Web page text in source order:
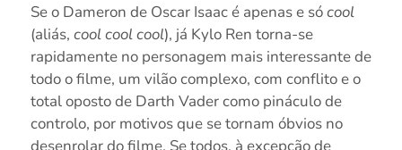
Se o Dameron de Oscar Isaac é apenas e sócool
(aliás, coolcoolcool), já Kylo Ren torna-se
rapidamente no personagem mais interessante de
todo o filme, um vilão complexo, com conflito e o
total oposto de Darth Vader como pináculo de
controlo, por motivos que se tornam óbvios no
desenrolar do filme. Se todos, à excepção de